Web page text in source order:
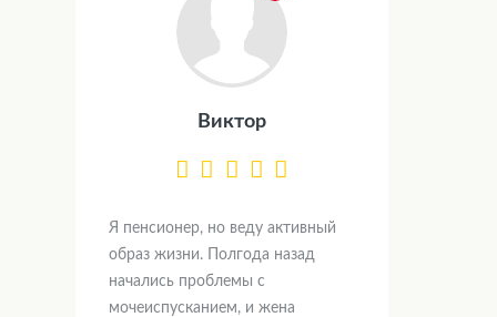
Виктор
Я пенсионер, но веду активный
образ жизни. Полгода назад
начались проблемы с
мочеиспусканием, и жена